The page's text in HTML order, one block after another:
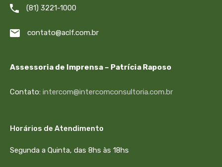
(81) 3221-1000
contato@aclf.com.br
Assessoria de Imprensa – Patrícia Raposo
Contato: intercom@intercomconsultoria.com.br
Horários de Atendimento
Segunda a Quinta, das 8hs às 18hs